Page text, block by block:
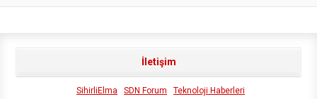
İletişim
SihirliElma SDN Forum
Teknoloji Haberleri